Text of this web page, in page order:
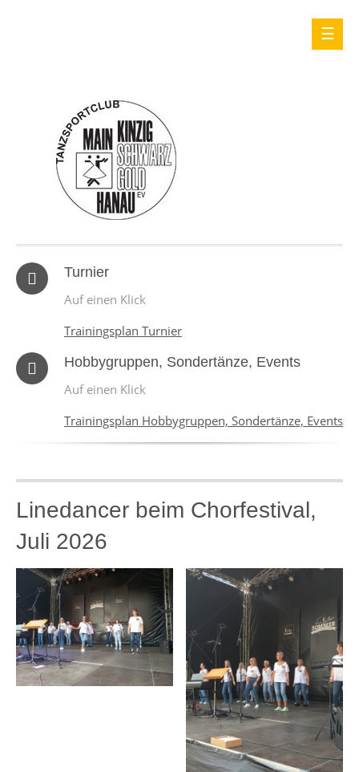
Turnier
Auf einen Klick
Trainingsplan Turnier
Hobbygruppen, Sondertänze, Events
Auf einen Klick
Trainingsplan Hobbygruppen, Sondertänze, Events
Linedancer beim Chorfestival,
Juli 2026